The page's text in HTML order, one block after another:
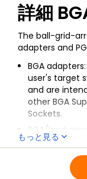
詳細
The ball-grid-
adapters and
BGA
user's target
and are
other BGA
Sockets.
BGA/land
Sockets:
while
from
もっと見る